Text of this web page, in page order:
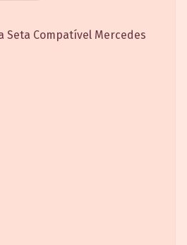
Seta Compatível Mercedes